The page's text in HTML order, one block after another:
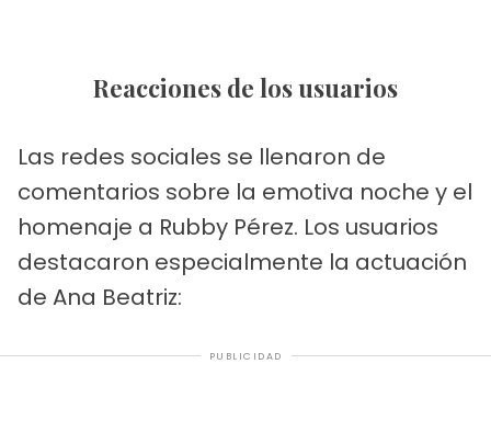
Reacciones de los usuarios
Las redes sociales se llenaron de
comentarios sobre la emotiva noche y el
homenaje a Rubby Pérez. Los usuarios
destacaron especialmente la actuación
de Ana Beatriz:
PUBLICIDAD